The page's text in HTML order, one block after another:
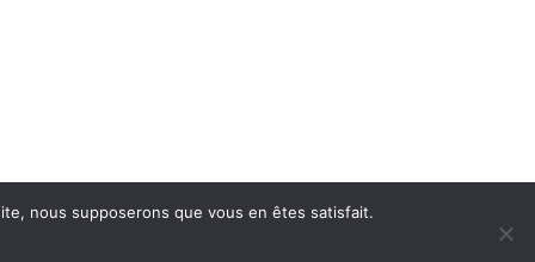
nous supposerons que vous en êtes satisfait.